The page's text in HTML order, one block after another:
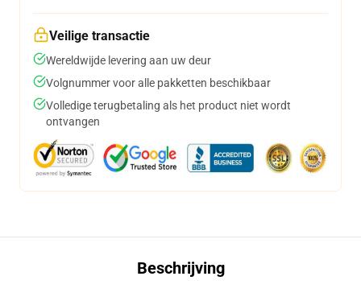
Veilige transactie
Wereldwijde levering aan uw deur
Volgnummer voor alle pakketten beschikbaar
Volledige terugbetaling als het product niet wordt
ontvangen
Beschrijving